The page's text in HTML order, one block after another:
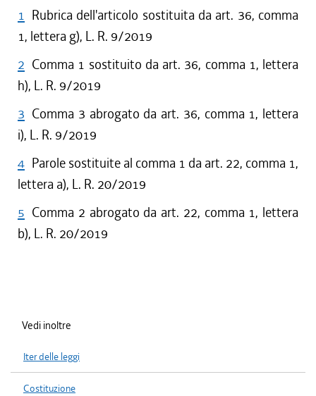
1 Rubrica dell'articolo sostituita da art. 36, comma
1, lettera g), L. R. 9/2019
2 Comma 1 sostituito da art. 36, comma 1, lettera
h), L. R. 9/2019
3 Comma 3 abrogato da art. 36, comma 1, lettera
i), L. R. 9/2019
4 Parole sostituite al comma 1 da art. 22, comma 1,
lettera a), L. R. 20/2019
5 Comma 2 abrogato da art. 22, comma 1, lettera
b), L. R. 20/2019
Vedi inoltre
Iter delle leggi
Costituzione